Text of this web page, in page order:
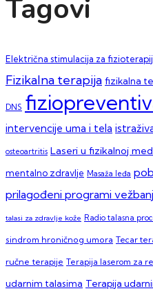
Tagovi
Električna stimulacija za
Fizikalna terapija fizikalna
DNS
intervencije uma i tela
osteoartritis Laseri u fizikalnoj
mentalno zdravlje Masaža leđa
prilagođeni programi
talasi za zdravlje kože Radio talasna
sindrom hroničnog umora Tecar
ručne terapije Terapija laserom za
udarnim talasima Terapija